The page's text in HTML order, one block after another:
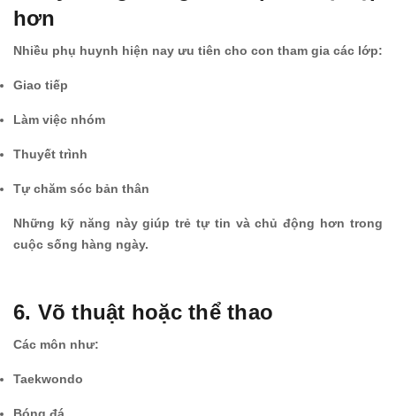
hơn
Nhiều phụ huynh hiện nay ưu tiên cho con tham gia các lớp:
Giao tiếp
Làm việc nhóm
Thuyết trình
Tự chăm sóc bản thân
Những kỹ năng này giúp trẻ tự tin và chủ động hơn trong
cuộc sống hàng ngày.
6. Võ thuật hoặc thể thao
Các môn như:
Taekwondo